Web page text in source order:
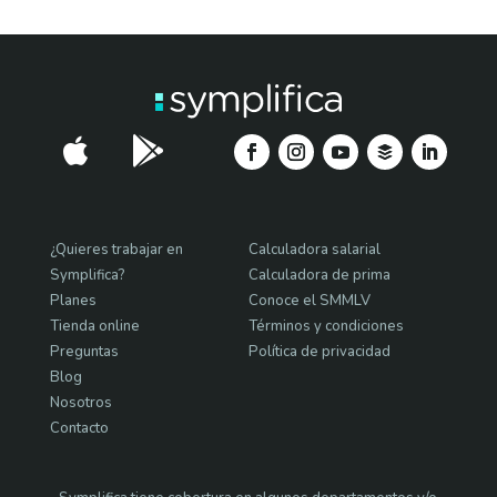
 
¿Quieres trabajar en
Symplifica?
Planes
Tienda online
Preguntas
Blog
Nosotros
Contacto
Calculadora salarial
Calculadora de prima
Conoce el SMMLV
Términos y condiciones
Política de privacidad